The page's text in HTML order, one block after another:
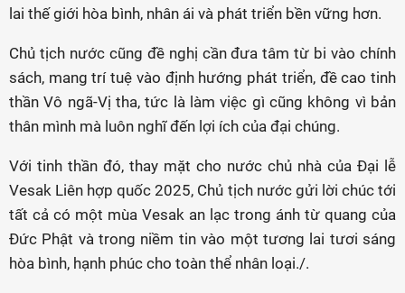
lai thế giới hòa bình, nhân ái và phát triển bền vững hơn.
Chủ tịch nước cũng đề nghị cần đưa tâm từ bi vào chính
sách, mang trí tuệ vào định hướng phát triển, đề cao tinh
thần Vô ngã-Vị tha, tức là làm việc gì cũng không vì bản
thân mình mà luôn nghĩ đến lợi ích của đại chúng.
Với tinh thần đó, thay mặt cho nước chủ nhà của Đại lễ
Vesak Liên hợp quốc 2025, Chủ tịch nước gửi lời chúc tới
tất cả có một mùa Vesak an lạc trong ánh từ quang của
Đức Phật và trong niềm tin vào một tương lai tươi sáng
hòa bình, hạnh phúc cho toàn thể nhân loại./.